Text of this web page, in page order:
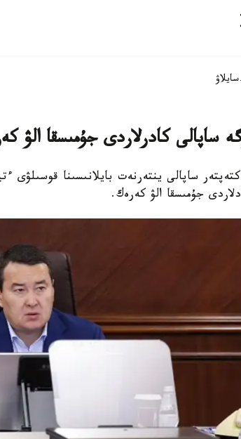
ساپالى كادرلاردى جۇمىسقا الۋ
ساپالى ينتەرنەت بايلانىسىنا
جۇمىسقا الۋ كەرەك.